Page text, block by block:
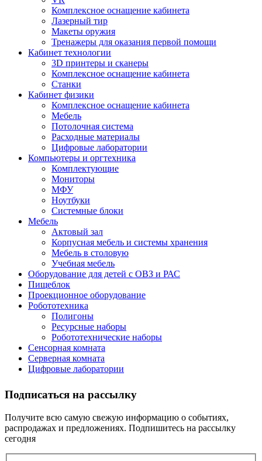
Комплексное оснащение кабинета
Лазерный тир
Макеты оружия
Тренажеры для оказания первой помощи
Кабинет технологии
3D принтеры и сканеры
Комплексное оснащение кабинета
Станки
Кабинет физики
Комплексное оснащение кабинета
Мебель
Потолочная система
Расходные материалы
Цифровые лаборатории
Компьютеры и оргтехника
Комплектующие
Мониторы
МФУ
Ноутбуки
Системные блоки
Мебель
Актовый зал
Корпусная мебель и системы хранения
Мебель в столовую
Учебная мебель
Оборудование для детей с ОВЗ и РАС
Пищеблок
Проекционное оборудование
Робототехника
Полигоны
Ресурсные наборы
Робототехнические наборы
Сенсорная комната
Серверная комната
Цифровые лаборатории
Подписаться на рассылку
Получите всю самую свежую информацию о событиях,
распродажах и предложениях. Подпишитесь на рассылку
сегодня